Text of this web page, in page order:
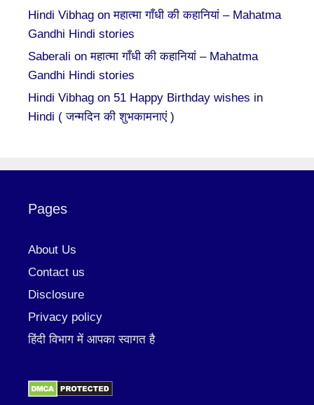
Hindi Vibhag onमहात्मा गाँधी की कहानियां – Mahatma
Gandhi Hindi stories
Saberali onमहात्मा गाँधी की कहानियां – Mahatma
Gandhi Hindi stories
Hindi Vibhag on 51 Happy Birthday wishes in
Hindi ( जन्मदिन की शुभकामनाएं )
Pages
About Us
Contact us
Disclosure
Privacy policy
हिंदी विभाग में आपका स्वागत है